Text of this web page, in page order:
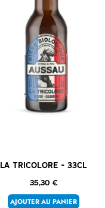
La Tricolore – 33cl
35,30 €
AJOUTER AU PANIER